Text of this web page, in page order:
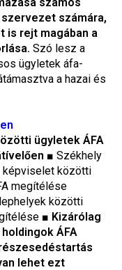
számára,
is rejt magában a
Szó lesz a
ügyletek áfa-
a hazai és
ügyletek ÁFA
■ Székhely
képviselet közötti
megítélése
közötti
■ Kizárólag
ÁFA
lehet ezt